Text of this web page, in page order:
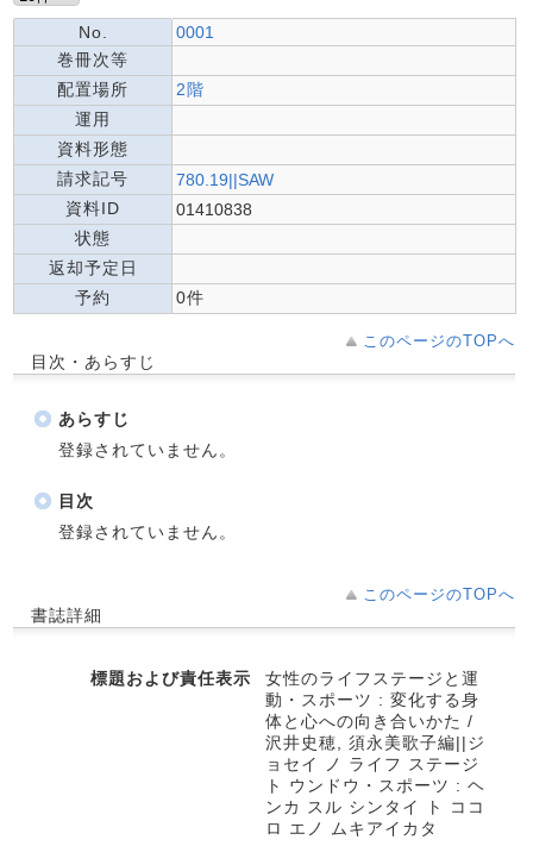
No.
0001
巻冊次等
配置場所
2階
運用
資料形態
請求記号
780.19||SAW
資料ID
01410838
状態
返却予定日
予約
0件
このページのTOPへ
目次・あらすじ
あらすじ
登録されていません。
目次
登録されていません。
このページのTOPへ
書誌詳細
標題および責任表示
女性のライフステージと運
動・スポーツ : 変化する身
体と心への向き合いかた /
沢井史穂, 須永美歌子編||ジ
ョセイ ノ ライフ ステージ
ト ウンドウ・スポーツ : ヘ
ンカ スル シンタイ ト ココ
ロ エノ ムキアイカタ